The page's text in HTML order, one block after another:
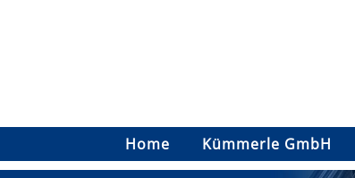
Home Kümmerle GmbH